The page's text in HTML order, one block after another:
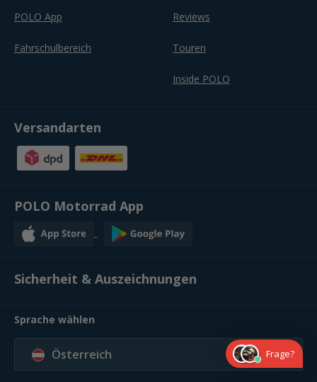
POLO App
Fahrschulbereich
Reviews
Touren
Inside POLO
Versandarten
POLO Motorrad App
Sicherheit & Auszeichnungen
Sprache wählen
Österreich Frage?